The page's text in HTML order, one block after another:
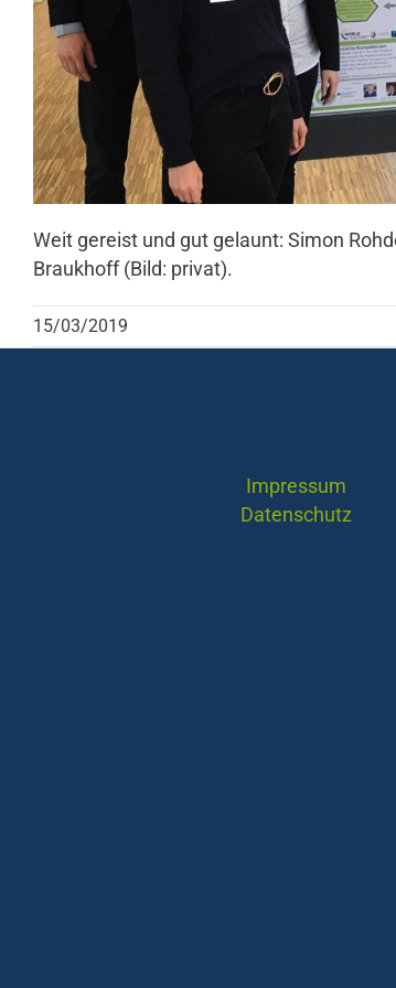
Weit gereist und gut gelaunt: Simon
Braukhoff (Bild: privat).
15/03/2019
Impressum
Datenschutz